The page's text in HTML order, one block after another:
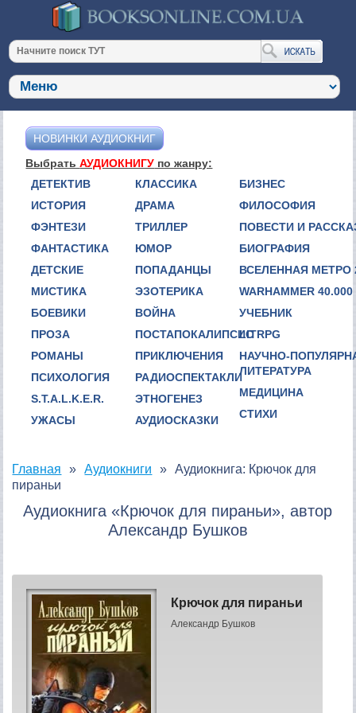
НОВИНКИ АУДИОКНИГ
ВыбратьАУДИОКНИГУ по жанру:
ДЕТЕКТИВ
ИСТОРИЯ
ФЭНТЕЗИ
ФАНТАСТИКА
ДЕТСКИЕ
МИСТИКА
БОЕВИКИ
ПРОЗА
РОМАНЫ
ПСИХОЛОГИЯ
S.T.A.L.K.E.R.
УЖАСЫ
КЛАССИКА
ДРАМА
ТРИЛЛЕР
ЮМОР
ПОПАДАНЦЫ
ЭЗОТЕРИКА
ВОЙНА
ПОСТАПОКАЛИПСИС
ПРИКЛЮЧЕНИЯ
РАДИОСПЕКТАКЛИ
ЭТНОГЕНЕЗ
АУДИОСКАЗКИ
БИЗНЕС
ФИЛОСОФИЯ
ПОВЕСТИ И
БИОГРАФИЯ
ВСЕЛЕННАЯ МЕТРО
WARHAMMER 40.000
УЧЕБНИК
LITRPG
НАУЧНО-
ЛИТЕРАТУРА
МЕДИЦИНА
СТИХИ
Главная Аудиокниги
Аудиокнига: Крючок для
пираньи
Аудиокнига «Крючок для пираньи», автор
Александр Бушков
Крючок для пираньи
Александр Бушков